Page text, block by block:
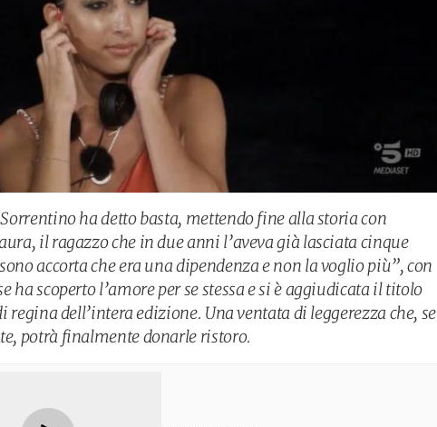
ha detto basta, mettendo fine alla storia con
il ragazzo che in due anni l’aveva già lasciata cinque
accorta che era una dipendenza e non la voglio più”, con
ha scoperto l’amore per se stessa e si è aggiudicata il titolo
regina dell’intera edizione. Una ventata di leggerezza che, se
potrà finalmente donarle ristoro.